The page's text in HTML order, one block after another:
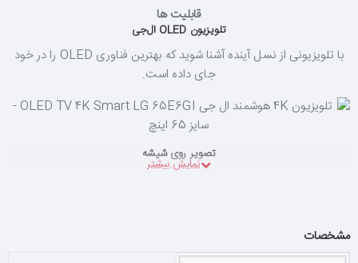
قابلیت ها
تلویزیون OLED ال‌جی
با تلویزیونی از نسل آینده آشنا شوید که بهترین فناوری OLED را در خود
جای داده است.
تصویر روی شیشه
مشخصات